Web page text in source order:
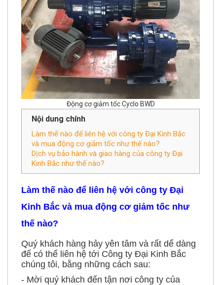
Động cơ giảm tốc Cyclo BWD
Nội dung chính
Làm thế nào để liên hệ với công ty Đại Kinh Bắc
và mua động cơ giảm tốc như thế nào?
Dịch vụ bảo hành và giao hàng của công ty Đại
Kinh Bắc như thế nào?
Làm thế nào để liên hệ với công ty Đại
Kinh Bắc và mua động cơ giảm tốc như
thế nào?
Quý khách hàng hảy yên tâm và rất dể dàng
để có thể liên hệ tới Công ty Đại Kinh Bắc
chúng tôi, bằng những cách sau:
- Mời quý khách đến tận nơi công ty của